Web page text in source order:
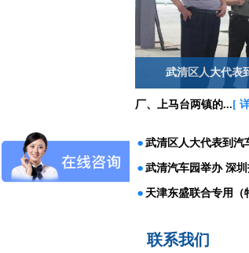
武清区人大代表
厂、上马台两镇的... [
· 武清区人大代表到汽
· 武清汽车园举办 深
· 天津东盛联合专用（
联系我们